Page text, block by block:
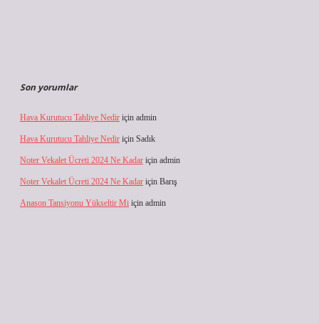
Son yorumlar
Hava Kurutucu Tahliye Nedir için admin
Hava Kurutucu Tahliye Nedir için Sadık
Noter Vekalet Ücreti 2024 Ne Kadar için admin
Noter Vekalet Ücreti 2024 Ne Kadar için Barış
Anason Tansiyonu Yükseltir Mi için admin